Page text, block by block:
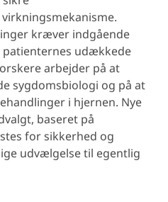
kræver indgående
patienternes udækkede
arbejder på at
sygdomsbiologi og på at
i hjernen. Nye
baseret på
for sikkerhed og
udvælgelse til egentlig